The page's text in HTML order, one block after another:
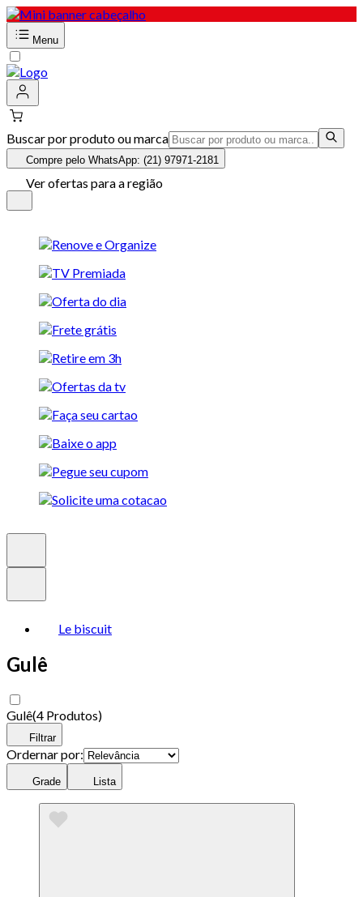
Menu
Buscar por produto ou marca
Compre pelo WhatsApp: (21) 97971-2181
Ver ofertas para a região
Le biscuit
Gulê
Gulê(4 Produtos)
Filtrar
Ordernar por:
Grade Lista